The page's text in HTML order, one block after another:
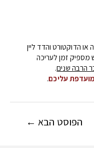
הדוקטורט והדד ליין
מספיק זמן לעריכה
הרבה שנים.
עליכם.
הפוסט הבא ←